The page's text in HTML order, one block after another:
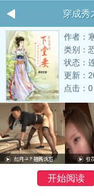
穿成秀
作者：
类别：
状态：
更新：
点击：0
开始阅读